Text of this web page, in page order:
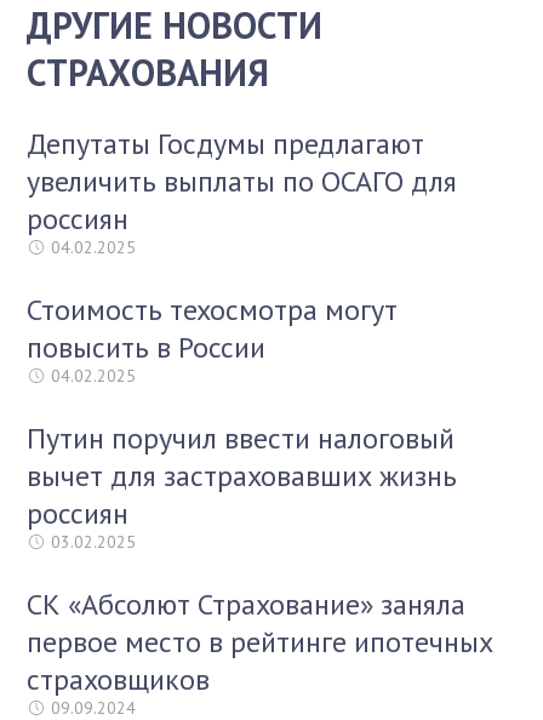
ДРУГИЕ НОВОСТИ
СТРАХОВАНИЯ
Депутаты Госдумы предлагают
увеличить выплаты по ОСАГО для
россиян
04.02.2025
Стоимость техосмотра могут
повысить в России
04.02.2025
Путин поручил ввести налоговый
вычет для застраховавших жизнь
россиян
03.02.2025
СК «Абсолют Страхование» заняла
первое место в рейтинге ипотечных
страховщиков
09.09.2024